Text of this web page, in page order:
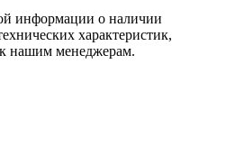
информации о наличии
характеристик,
к нашим менеджерам.